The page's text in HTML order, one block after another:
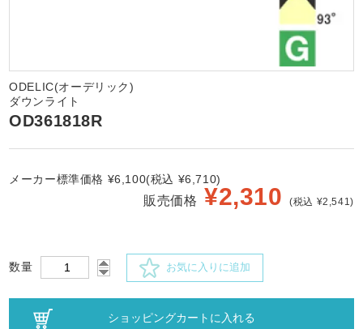
ODELIC(オーデリック)
ダウンライト
OD361818R
メーカー標準価格 ¥6,100(税込 ¥6,710)
販売価格 ¥2,310 (税込 ¥2,541)
数量 お気に入りに追加